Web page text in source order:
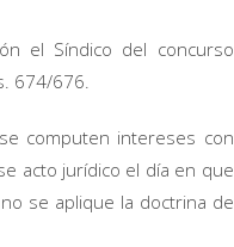
el Síndico del concurso
674/676.
computen intereses con
acto jurídico el día en que
se aplique la doctrina de